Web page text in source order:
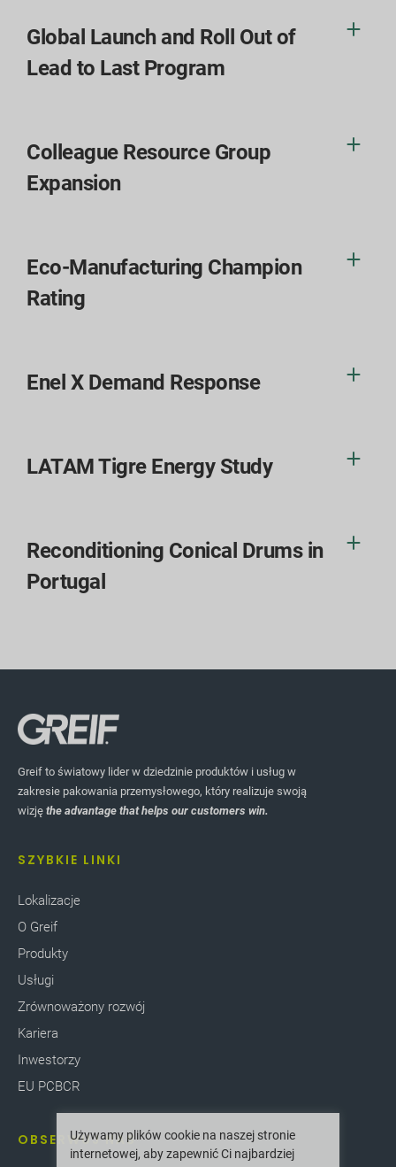
Global Launch and Roll Out of
Lead to Last Program
Colleague Resource Group
Expansion
Eco-Manufacturing Champion
Rating
Enel X Demand Response
LATAM Tigre Energy Study
Reconditioning Conical Drums in
Portugal
Greif to światowy lider w dziedzinie produktów i usług w
zakresie pakowania przemysłowego, który realizuje swoją
wizję the advantage that helps our customers win.
SZYBKIE LINKI
Lokalizacje
O Greif
Produkty
Usługi
Zrównoważony rozwój
Kariera
Inwestorzy
EU PCBCR
OBSERWUJ NAS
Używamy plików cookie na naszej stronie
internetowej, aby zapewnić Ci najbardziej